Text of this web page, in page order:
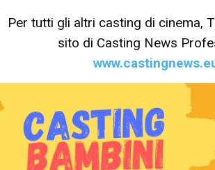
Per tutti gli altri casting di cinema,
sito di Casting News